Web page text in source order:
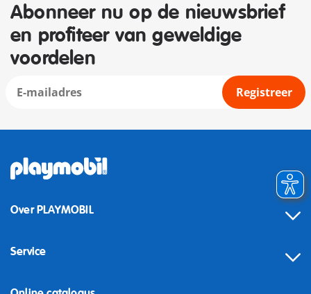
Abonneer nu op de nieuwsbrief
en profiteer van geweldige
voordelen
Registreer
Over PLAYMOBIL
Service